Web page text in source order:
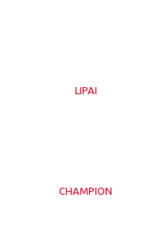
LIPAI
CHAMPION